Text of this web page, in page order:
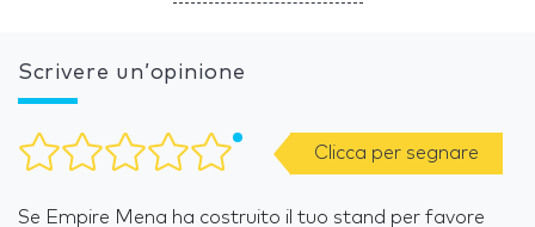
Scrivere un’opinione
Clicca per segnare
Se Empire Mena ha costruito il tuo stand per favore